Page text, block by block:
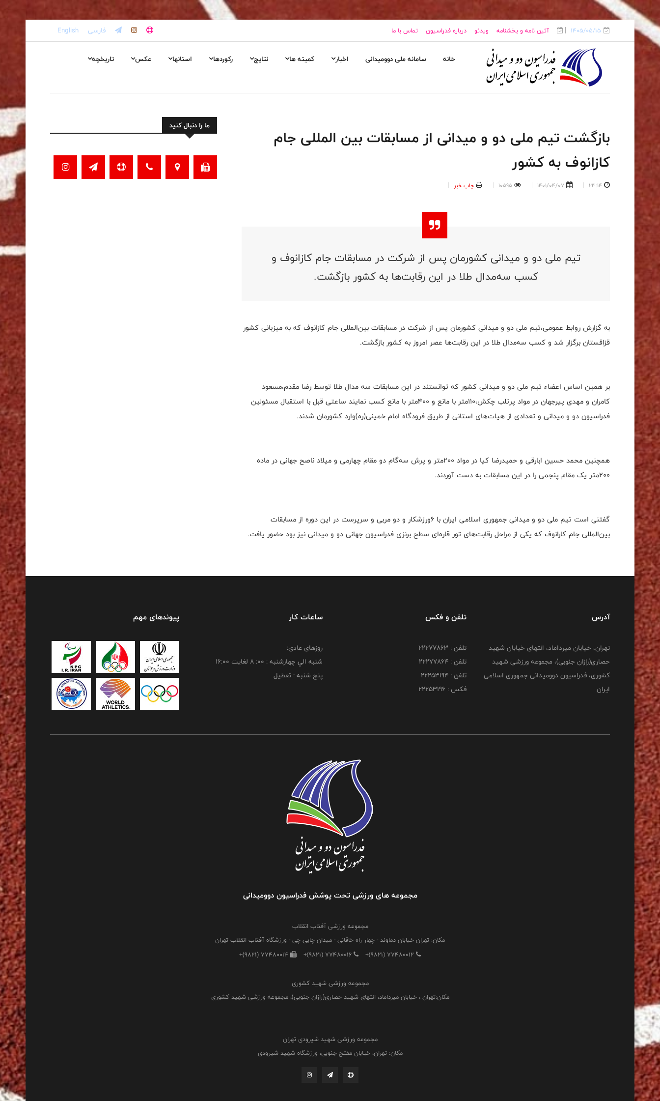
1405/05/15 آئین نامه و بخشنامه ویدئو درباره فدراسیون تماس با ما فارسی English
خانه سامانه ملی دوومیدانی اخبار کمیته ها نتایج رکوردها استانها عکس تاریخچه
بازگشت تیم ملی دو و میدانی از مسابقات بین المللی جام
کازانوف به کشور
23:14
1401/04/07
10595 چاپ خبر
تیم ملی دو و میدانی کشورمان پس از شرکت در مسابقات جام کازانوف و
کسب سه‌مدال طلا در این رقابت‌ها به کشور بازگشت.
به گزارش روابط عمومی،تیم ملی دو و میدانی کشورمان پس از شرکت در مسابقات بین‌المللی جام کازانوف که به میزبانی کشور
قزاقستان برگزار شد و کسب سه‌مدال طلا در این رقابت‌ها عصر امروز به کشور بازگشت.
بر همین اساس اعضاء تیم ملی دو و میدانی کشور که توانستند در این مسابقات سه مدال طلا توسط رضا مقدم،مسعود
کامران و مهدی پیرجهان در مواد پرتلب چکش،۱۱۰متر با مانع و ۴۰۰متر با مانع کسب نمایند ساعتی قبل با استقبال مسئولین
فدراسیون دو و میدانی و تعدادی از هیات‌های استانی از طریق فرودگاه امام خمینی(ره)وارد کشورمان شدند.
همچنین محمد حسین ابارقی و حمیدرضا کیا در مواد ۲۰۰متر و پرش سه‌گام دو مقام چهارمی و میلاد ناصح جهانی در ماده
۲۰۰متر یک مقام پنجمی را در این مسابقات به دست آوردند.
گفتنی است تیم ملی دو و میدانی جمهوری اسلامی ایران با ۶ورزشکار و دو مربی و سرپرست در این دوره از مسابقات
بین‌المللی جام کارانوف که یکی از مراحل رقابت‌های تور قاره‌ای سطح برنزی فدراسیون جهانی دو و میدانی نیز بود حضور یافت.
ما را دنبال کنید
آدرس
تهران، خیابان میرداماد، انتهای خیابان شهید
حصاری(رازان جنوبی)، مجموعه ورزشی شهید
کشوری، فدراسیون دوومیدانی جمهوری اسلامی
ایران
تلفن و فکس
تلفن : 22277863
تلفن : 22277864
تلفن : 22253194
فکس : 22253196
ساعات کار
روزهای عادی:
شنبه الي چهارشنبه : 00: 8 لغايت 16:00
پنج شنبه : تعطیل
پیوندهای مهم
مجموعه های ورزشی تحت پوشش فدراسیون دوومیدانی
مجموعه ورزشی آفتاب انقلاب
مکان: تهران خیابان دماوند - چهار راه خاقانی - میدان چایی چی - ورزشگاه آفتاب انقلاب تهران
+(9821) 77480012
+(9821) 77480016
+(9821) 77480014
مجموعه ورزشی شهید کشوری
مکان:تهران ، خیابان میرداماد، انتهای شهید حصاری(رازان جنوبی)، مجموعه ورزشی شهید کشوری
مجموعه ورزشی شهید شیرودی تهران
مکان: تهران، خیابان مفتح جنوبی، ورزشگاه شهید شیرودی